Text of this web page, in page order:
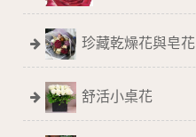
珍藏乾燥花與皂花
舒活小桌花